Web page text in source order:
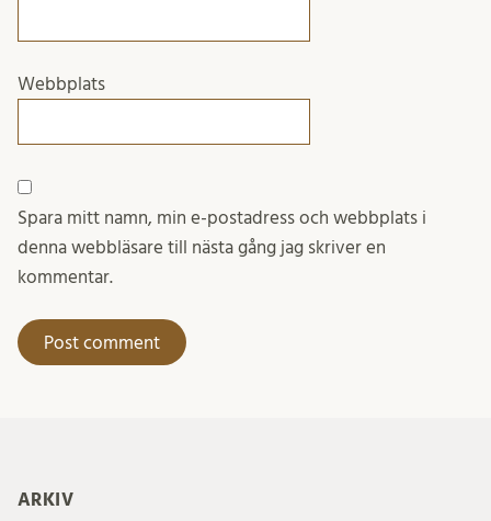
Webbplats
Spara mitt namn, min e-postadress och webbplats i
denna webbläsare till nästa gång jag skriver en
kommentar.
ARKIV